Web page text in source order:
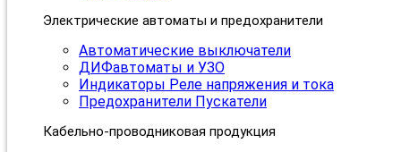
Электрические автоматы и предохранители
Автоматические выключатели
ДИФавтоматы и УЗО
Индикаторы Реле напряжения и тока
Предохранители Пускатели
Кабельно-проводниковая продукция